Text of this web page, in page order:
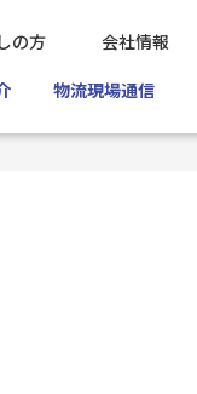
の方 会社情報
物流現場通信